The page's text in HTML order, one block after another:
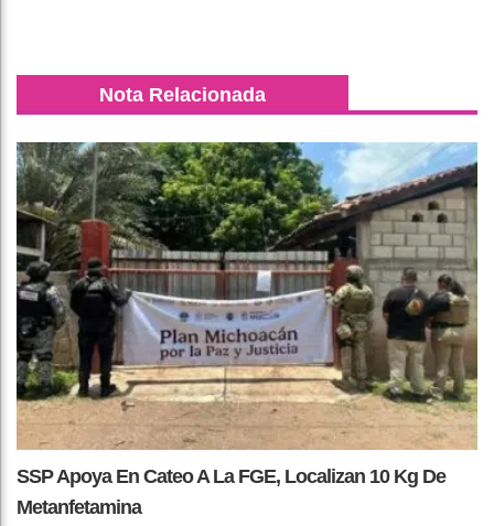
Nota Relacionada
SSP Apoya En Cateo A La FGE, Localizan 10 Kg De
Metanfetamina